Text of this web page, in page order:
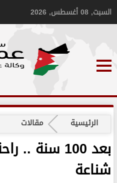
السبت, 08 أغسطس, 2026
الرئيسية مقالات
بعد 100
شناعة